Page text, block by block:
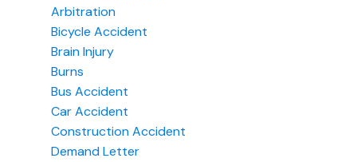
Arbitration
Bicycle Accident
Brain Injury
Burns
Bus Accident
Car Accident
Construction Accident
Demand Letter